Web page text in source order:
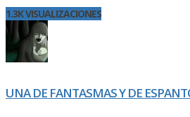
1.3K VISUALIZACIONES
UNA DE FANTASMAS Y DE